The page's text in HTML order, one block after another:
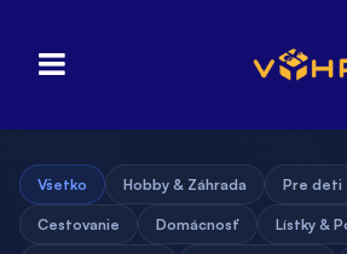
Všetko Hobby & Záhrada Pre deti
Cestovanie Domácnosť Lístky &